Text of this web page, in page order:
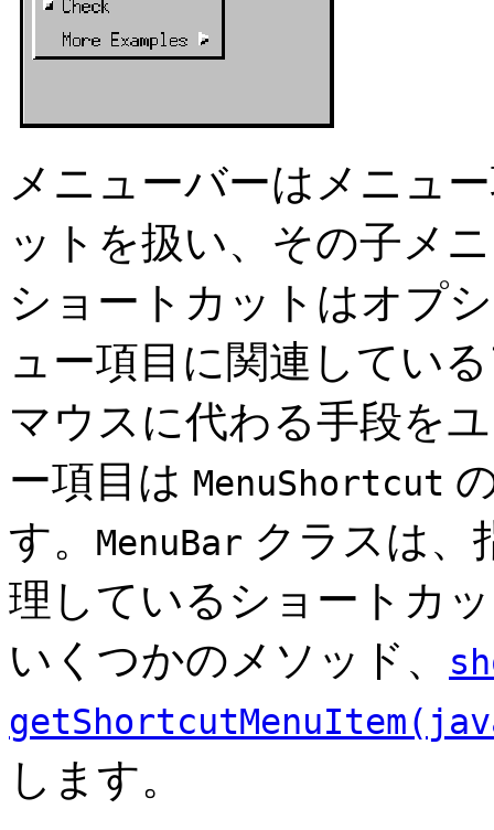
メニューバーはメニュ
ットを扱い、その子メ
ショートカットはオプ
ュー項目に関連してい
マウスに代わる手段を
ー項目は MenuShortcut
す。
MenuBar クラスは、
理しているショートカ
いくつかのメソッド、
します。